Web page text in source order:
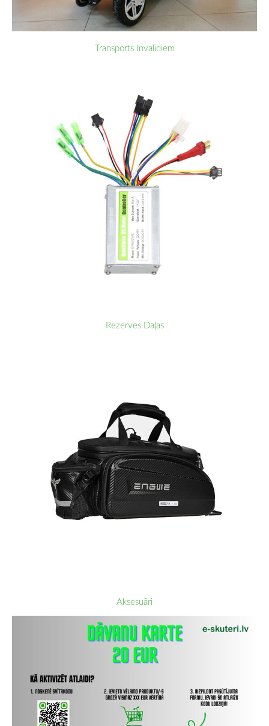
Transports Invalīdiem
Rezerves Daļas
Aksesuāri